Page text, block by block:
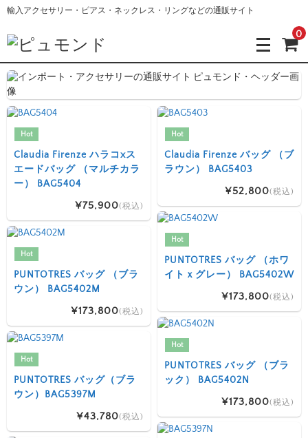
輸入アクセサリー・ピアス・ネックレス・リングなどの通販サイト
0
Hot
Claudia Firenze ハラコxス
エードバッグ （マルチカラ
ー） BAG5404
¥75,900(税込)
Hot
Claudia Firenze バッグ （ブ
ラウン） BAG5403
¥52,800(税込)
Hot
PUNTOTRES バッグ （ホワ
イトｘグレー） BAG5402W
¥173,800(税込)
Hot
PUNTOTRES バッグ （ブラ
ウン） BAG5402M
¥173,800(税込)
Hot
PUNTOTRES バッグ （ブラ
ック） BAG5402N
¥173,800(税込)
Hot
PUNTOTRES バッグ（ブラ
ウン）BAG5397M
¥43,780(税込)